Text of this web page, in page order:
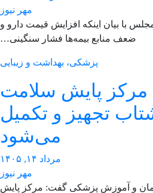
مهر نیوز
با بیان اینکه افزایش قیمت دارو و
ضعف منابع بیمه‌ها فشار سنگینی…
پزشکی، بهداشت و زیبایی
پایش سلامت
تجهیز و تکمیل
می‌شود
مرداد ۱۴, ۱۴۰۵
مهر نیوز
و آموزش پزشکی گفت: مرکز پایش